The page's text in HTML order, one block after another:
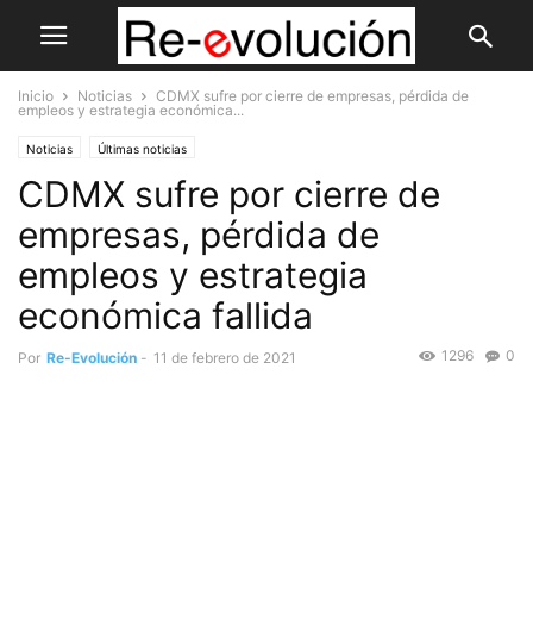
Inicio Noticias
CDMX sufre por cierre de empresas, pérdida de
empleos y estrategia económica...
Noticias Últimas noticias
CDMX sufre por cierre de
empresas, pérdida de
empleos y estrategia
económica fallida
Por Re-Evolución - 11 de febrero de 2021 0
1296